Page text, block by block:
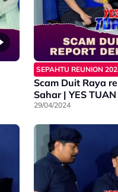
SEPAHTU REUNION
Scam Duit Raya
Sahar | YES TUAN
29/04/2024